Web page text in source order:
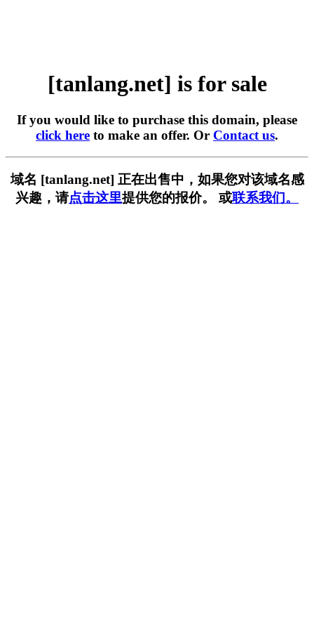
[tanlang.net] is for sale
If you would like to purchase this domain, please
click here to make an offer. Or Contact us.
域名 [tanlang.net] 正在出售中，如果您对该域名感
兴趣，请点击这里提供您的报价。 或联系我们。